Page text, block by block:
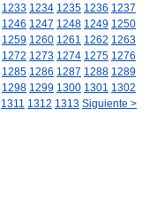
1233 1234 1235 1236 1237
1246 1247 1248 1249 1250
1259 1260 1261 1262 1263
1272 1273 1274 1275 1276
1285 1286 1287 1288 1289
1298 1299 1300 1301 1302
1311 1312 1313 Siguiente >